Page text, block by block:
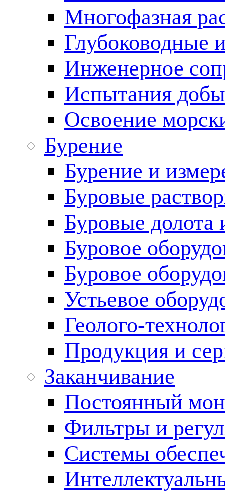
Многофазная
Глубоководные
Инженерное
Испытания
Освоение
Бурение
Бурение и
Буровые
Буровые долота
Буровое
Буровое
Устьевое
Геолого-
Продукция и
Заканчивание
Постоянный
Фильтры и
Cистемы